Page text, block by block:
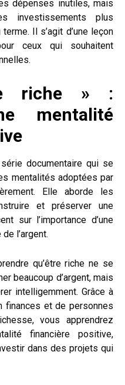
dépenses inutiles, mais
investissements plus
Il s’agit d’une leçon
ceux qui souhaitent
riche » :
mentalité
documentaire qui se
mentalités adoptées par
Elle aborde les
et préserver une
sur l’importance d’une
l’argent.
qu’être riche ne se
beaucoup d’argent, mais
intelligemment. Grâce à
finances et de personnes
vous apprendrez
financière positive,
dans des projets qui